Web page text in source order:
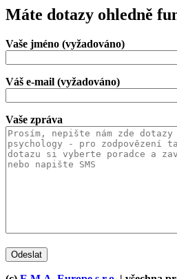
Máte dotazy ohledně
Vaše jméno (vyžadováno)
Váš e-mail (vyžadováno)
Vaše zpráva